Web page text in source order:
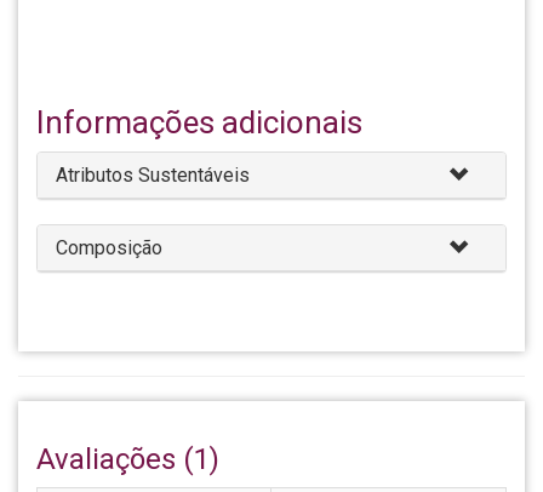
Informações adicionais
Atributos Sustentáveis
Composição
Avaliações (1)